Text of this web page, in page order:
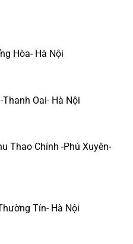
Hòa- Hà Nội
Oai- Hà Nội
Thao Chính -Phú Xuyên-
Tín- Hà Nội